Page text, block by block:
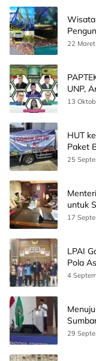
Wisata
22
UNP,
13
HUT
Paket
25
untuk
17
LPAI
Pola
Ini
4
Unand
29